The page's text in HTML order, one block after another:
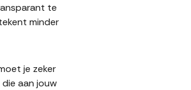
te
minder
je zeker
aan jouw